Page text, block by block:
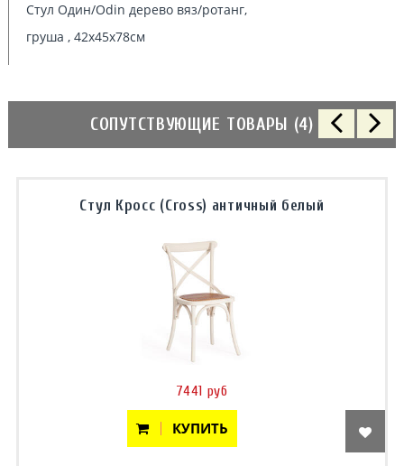
Стул Один/Odin дерево вяз/ротанг,
груша , 42х45х78см
СОПУТСТВУЮЩИЕ ТОВАРЫ (4)
Стул Кросс (Cross) античный белый
7441 руб
КУПИТЬ